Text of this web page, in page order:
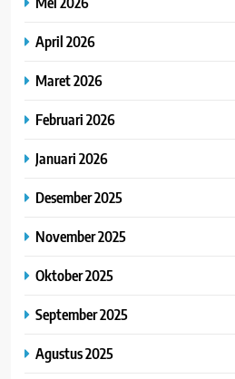
April 2026
Maret 2026
Februari 2026
Januari 2026
Desember 2025
November 2025
Oktober 2025
September 2025
Agustus 2025